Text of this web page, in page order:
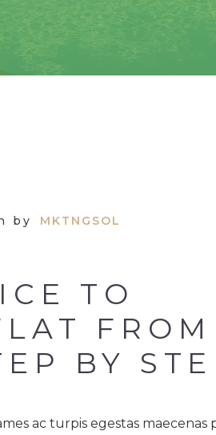
by MKTNGSOL
TO
FROM
BY
ac turpis egestas maecenas